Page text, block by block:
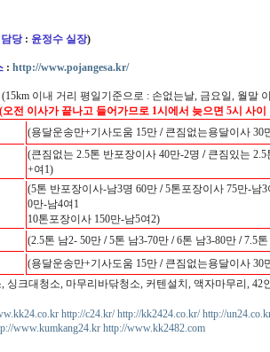
당 : 윤정수 실장)
: http://www.pojangesa.kr/
(15km 이내 거리 평일기준으로 : 손없는날, 금요일, 월말
전 이사가 끝나고 들어가므로 1시에서 늦으면 5시 사
(용달운송만+기사도움 15만 /큰짐없는용달이사 30
(큰짐없는 2.5톤 반포장이사 40만-2명 /큰짐있는 2.5
+여1)
(5톤 반포장이사-남3명 60만 /5톤포장이사 75만-남3
0만-남4여1
10톤포장이사 150만-남5여2)
(2.5톤 남2- 50만 /5톤 남3-70만 /6톤 남3-80만 /7.5톤
(용달운송만+기사도움 15만 /큰짐없는용달이사 30
싱크대청소, 마무리바닦청소, 커텐설치, 액자마무리,
http://c24.kr/ http://kk2424.co.kr/ http://
www.kumkang24.kr http://www.kk2482.com